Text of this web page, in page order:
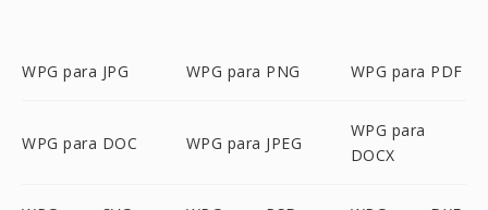
WPG para JPG WPG para PNG WPG para PDF
WPG para DOC WPG para JPEG
WPG para
DOCX